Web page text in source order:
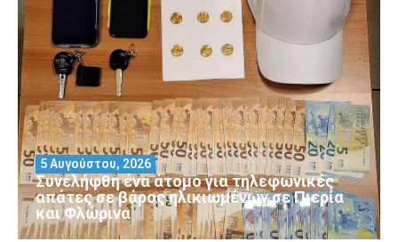
Συνελήφθη ένα άτομο για τηλεφωνικές
απάτες σε βάρος ηλικιωμένων σε Πιερία
και Φλώρινα
5 Αυγούστου, 2026